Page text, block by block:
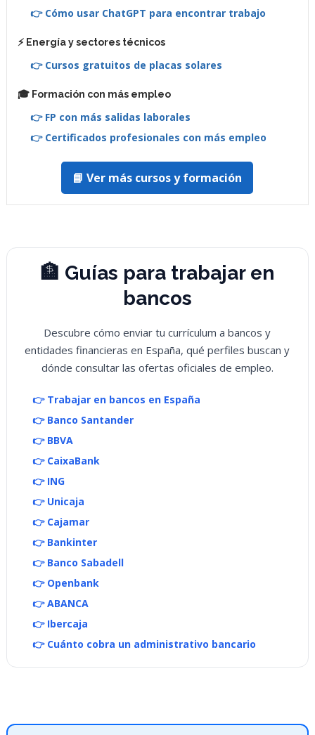
👉 Cómo usar ChatGPT para encontrar trabajo
⚡ Energía y sectores técnicos
👉 Cursos gratuitos de placas solares
🎓 Formación con más empleo
👉 FP con más salidas laborales
👉 Certificados profesionales con más empleo
📘 Ver más cursos y formación
🏦 Guías para trabajar en
bancos
Descubre cómo enviar tu currículum a bancos y
entidades financieras en España, qué perfiles buscan y
dónde consultar las ofertas oficiales de empleo.
👉 Trabajar en bancos en España
👉 Banco Santander
👉 BBVA
👉 CaixaBank
👉 ING
👉 Unicaja
👉 Cajamar
👉 Bankinter
👉 Banco Sabadell
👉 Openbank
👉 ABANCA
👉 Ibercaja
👉 Cuánto cobra un administrativo bancario